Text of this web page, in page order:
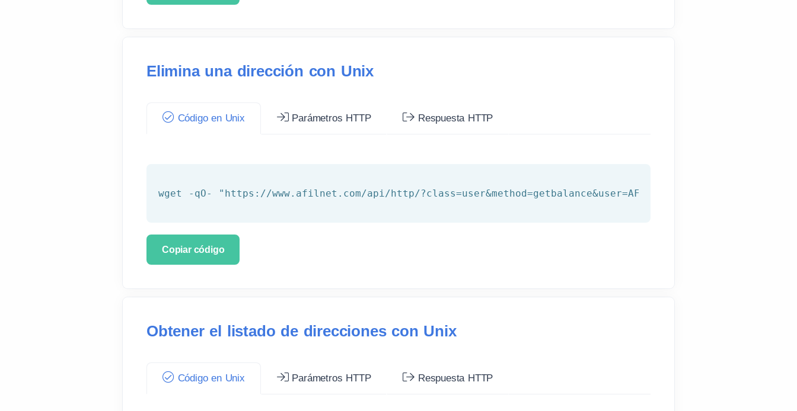
Elimina una dirección con Unix
Código en Unix Parámetros HTTP Respuesta HTTP
wget -qO- "https://www.afilnet.com/api/http/
Copiar código
Obtener el listado de direcciones con Unix
Código en Unix Parámetros HTTP Respuesta HTTP